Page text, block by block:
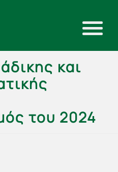
και
του 2024